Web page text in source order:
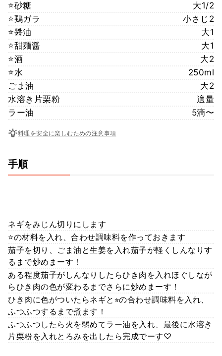
⭐砂糖
大1/2
⭐鶏ガラ
小さじ2
⭐醤油
大1
⭐甜麺醤
大1
⭐酒
大2
⭐水
250ml
ごま油
大2
水溶き片栗粉
適量
ラー油
5滴〜
料理を安全に楽しむための注意事項
手順
ネギをみじん切りにします
⭐の材料を入れ、合わせ調味料を作っておきます
茄子を切り、ごま油と生姜を入れ茄子が軽くしんなりす
るまで炒めまーす！
ある程度茄子がしんなりしたらひき肉を入れほぐしなが
らひき肉の色が変わるまでさらに炒めまーす！
ひき肉に色がついたらネギと⭐︎の合わせ調味料を入れ、
ふつふつするまで煮ます！
ふつふつしたら火を弱めてラー油を入れ、最後に水溶き
片栗粉を入れとろみを出したら完成でーす♡